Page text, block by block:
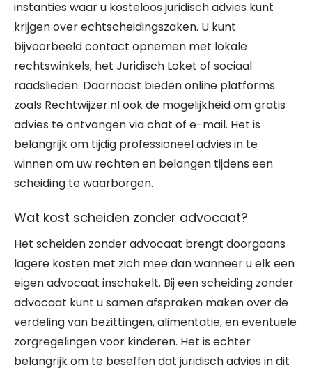
instanties waar u kosteloos juridisch advies kunt
krijgen over echtscheidingszaken. U kunt
bijvoorbeeld contact opnemen met lokale
rechtswinkels, het Juridisch Loket of sociaal
raadslieden. Daarnaast bieden online platforms
zoals Rechtwijzer.nl ook de mogelijkheid om gratis
advies te ontvangen via chat of e-mail. Het is
belangrijk om tijdig professioneel advies in te
winnen om uw rechten en belangen tijdens een
scheiding te waarborgen.
Wat kost scheiden zonder advocaat?
Het scheiden zonder advocaat brengt doorgaans
lagere kosten met zich mee dan wanneer u elk een
eigen advocaat inschakelt. Bij een scheiding zonder
advocaat kunt u samen afspraken maken over de
verdeling van bezittingen, alimentatie, en eventuele
zorgregelingen voor kinderen. Het is echter
belangrijk om te beseffen dat juridisch advies in dit